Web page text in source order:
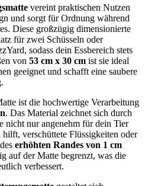
vereint praktischen Nutzen
und sorgt für Ordnung während
Diese großzügig dimensionierte
für zwei Schüsseln oder
sodass dein Essbereich stets
von 53 cm x 30 cm ist sie ideal
geeignet und schafft eine saubere
ist die hochwertige Verarbeitung
. Das Material zeichnet sich durch
nicht nur angenehm für dein Tier
verschüttete Flüssigkeiten oder
erhöhten Randes von 1 cm
auf der Matte begrenzt, was die
verbessert.